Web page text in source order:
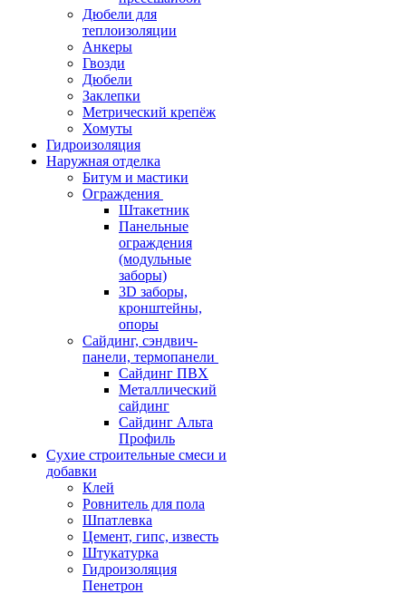
Дюбели для
теплоизоляции
Анкеры
Гвозди
Дюбели
Заклепки
Метрический крепёж
Хомуты
Гидроизоляция
Наружная отделка
Битум и мастики
Ограждения
Штакетник
Панельные
ограждения
(модульные
заборы)
3D заборы,
кронштейны,
опоры
Cайдинг, сэндвич-
панели, термопанели
Сайдинг ПВХ
Металлический
сайдинг
Сайдинг Альта
Профиль
Сухие строительные смеси и
добавки
Клей
Ровнитель для пола
Шпатлевка
Цемент, гипс, известь
Штукатурка
Гидроизоляция
Пенетрон